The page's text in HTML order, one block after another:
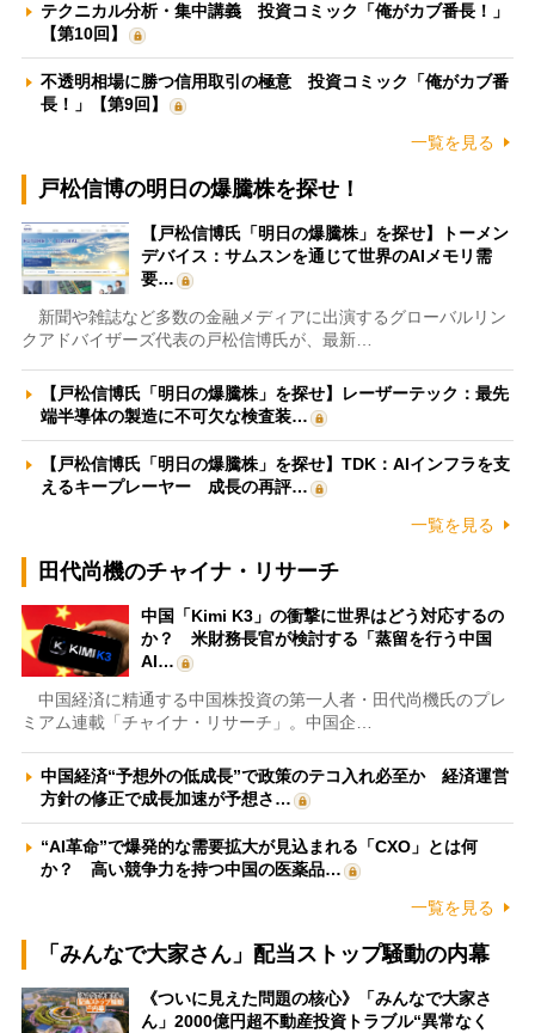
テクニカル分析・集中講義 投資コミック「俺がカブ番長！」
【第10回】
不透明相場に勝つ信用取引の極意 投資コミック「俺がカブ番
長！」【第9回】
一覧を見る
戸松信博の明日の爆騰株を探せ！
【戸松信博氏「明日の爆騰株」を探せ】トーメン
デバイス：サムスンを通じて世界のAIメモリ需
要…
新聞や雑誌など多数の金融メディアに出演するグローバルリン
クアドバイザーズ代表の戸松信博氏が、最新…
【戸松信博氏「明日の爆騰株」を探せ】レーザーテック：最先
端半導体の製造に不可欠な検査装…
【戸松信博氏「明日の爆騰株」を探せ】TDK：AIインフラを支
えるキープレーヤー 成長の再評…
一覧を見る
田代尚機のチャイナ・リサーチ
中国「Kimi K3」の衝撃に世界はどう対応するの
か？ 米財務長官が検討する「蒸留を行う中国
AI…
中国経済に精通する中国株投資の第一人者・田代尚機氏のプレ
ミアム連載「チャイナ・リサーチ」。中国企…
中国経済“予想外の低成長”で政策のテコ入れ必至か 経済運営
方針の修正で成長加速が予想さ…
“AI革命”で爆発的な需要拡大が見込まれる「CXO」とは何
か？ 高い競争力を持つ中国の医薬品…
一覧を見る
「みんなで大家さん」配当ストップ騒動の内幕
《ついに見えた問題の核心》「みんなで大家さ
ん」2000億円超不動産投資トラブル“異常なく